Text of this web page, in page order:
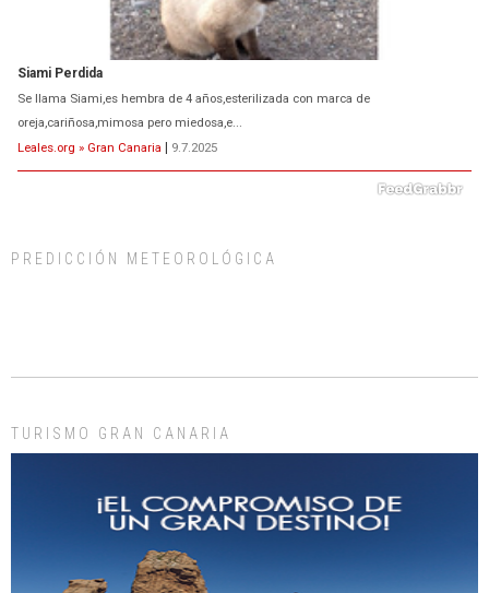
Siami Perdida
Se llama Siami,es hembra de 4 años,esterilizada con marca de
oreja,cariñosa,mimosa pero miedosa,e...
Leales.org » Gran Canaria | 9.7.2025
días, ella incluida...
Gato manso encontrado
PREDICCIÓN METEOROLÓGICA
TURISMO GRAN CANARIA